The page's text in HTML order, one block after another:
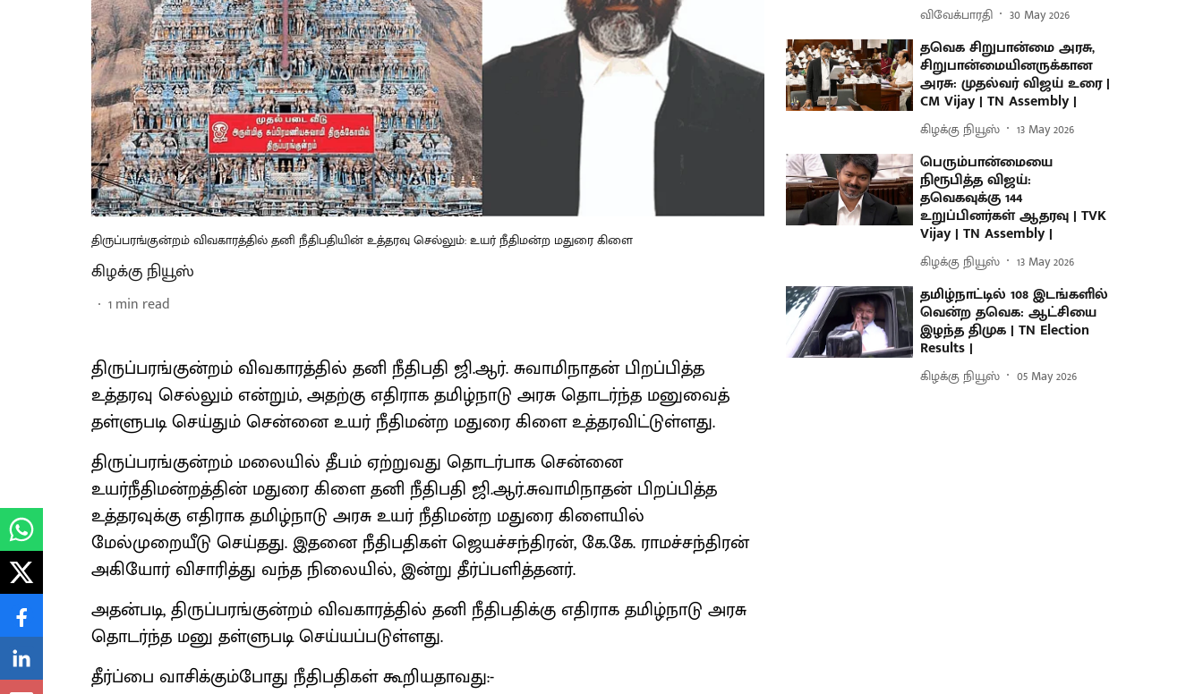
திருப்பரங்குன்றம் விவகாரத்தில் தனி நீதிபதியின் உத்தரவு செல்லும்: உயர் நீதிமன்ற மதுரை கிளை
கிழக்கு நியூஸ்
1min read
திருப்பரங்குன்றம் விவகாரத்தில் தனி நீதிபதி ஜி.ஆர். சுவாமிநாதன் பிறப்பித்த
உத்தரவு செல்லும் என்றும், அதற்கு எதிராக தமிழ்நாடு அரசு தொடர்ந்த மனுவைத்
தள்ளுபடி செய்தும் சென்னை உயர் நீதிமன்ற மதுரை கிளை உத்தரவிட்டுள்ளது.
திருப்பரங்குன்றம் மலையில் தீபம் ஏற்றுவது தொடர்பாக சென்னை
உயர்நீதிமன்றத்தின் மதுரை கிளை தனி நீதிபதி ஜி.ஆர்.சுவாமிநாதன் பிறப்பித்த
உத்தரவுக்கு எதிராக தமிழ்நாடு அரசு உயர் நீதிமன்ற மதுரை கிளையில்
மேல்முறையீடு செய்தது. இதனை நீதிபதிகள் ஜெயச்சந்திரன், கே.கே. ராமச்சந்திரன்
அகியோர் விசாரித்து வந்த நிலையில், இன்று தீர்ப்பளித்தனர்.
அதன்படி, திருப்பரங்குன்றம் விவகாரத்தில் தனி நீதிபதிக்கு எதிராக தமிழ்நாடு அரசு
தொடர்ந்த மனு தள்ளுபடி செய்யப்படுள்ளது.
தீர்ப்பை வாசிக்கும்போது நீதிபதிகள் கூறியதாவது:-
விவேக்பாரதி 30 May 2026
தவெக சிறுபான்மை அரசு,
சிறுபான்மையினருக்கான
அரசு: முதல்வர் விஜய் உரை |
CM Vijay | TN Assembly |
கிழக்கு நியூஸ் 13 May 2026
பெரும்பான்மையை
நிரூபித்த விஜய்:
தவெகவுக்கு 144
உறுப்பினர்கள் ஆதரவு | TVK
Vijay | TN Assembly |
கிழக்கு நியூஸ் 13 May 2026
தமிழ்நாட்டில் 108 இடங்களில்
வென்ற தவெக: ஆட்சியை
இழந்த திமுக | TN Election
Results |
கிழக்கு நியூஸ் 05 May 2026